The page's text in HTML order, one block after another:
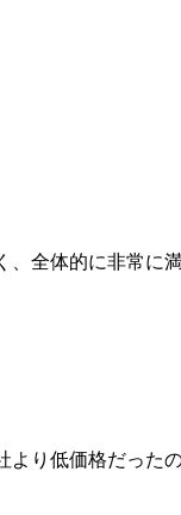
全体的に非常に満
り低価格だった